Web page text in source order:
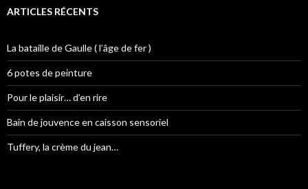
ARTICLES RÉCENTS
La bataille de Gaulle ( l’âge de fer )
6 potes de peinture
Pour le plaisir… d’en rire
Bain de jouvence en caisson sensoriel
Tuffery, la crème du jean…